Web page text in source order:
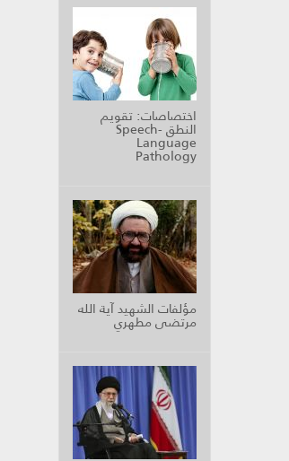
اختصاصات: تقويم
النطق Speech-
Language
Pathology
مؤلفات الشهيد آية الله
مرتضى مطهري